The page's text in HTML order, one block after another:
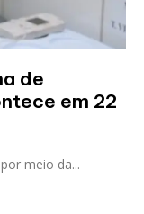
de
em 22
meio da...